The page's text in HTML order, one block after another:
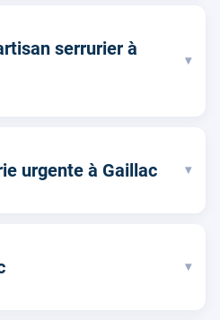
serrurier à
▾
urgente à Gaillac ▾
▾